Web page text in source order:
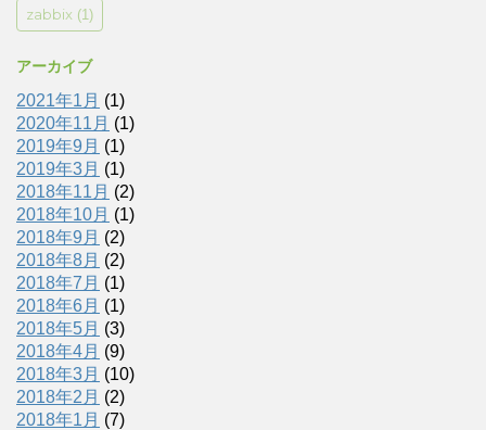
zabbix (1)
アーカイブ
2021年1月 (1)
2020年11月 (1)
2019年9月 (1)
2019年3月 (1)
2018年11月 (2)
2018年10月 (1)
2018年9月 (2)
2018年8月 (2)
2018年7月 (1)
2018年6月 (1)
2018年5月 (3)
2018年4月 (9)
2018年3月 (10)
2018年2月 (2)
2018年1月 (7)